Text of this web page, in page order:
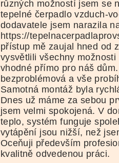
různých možností jsem se
tepelné čerpadlo vzduch-
dodavatele jsem narazila
https://
přístup mě zaujal hned od
vysvětlili všechny
vhodné přímo pro náš
bezproblémová a vše
Samotná montáž byla
Dnes už máme za sebou
jsem velmi spokojená. V
teplo, systém funguje
vytápění jsou nižší, než
Oceňuji především
kvalitně odvedenou práci.